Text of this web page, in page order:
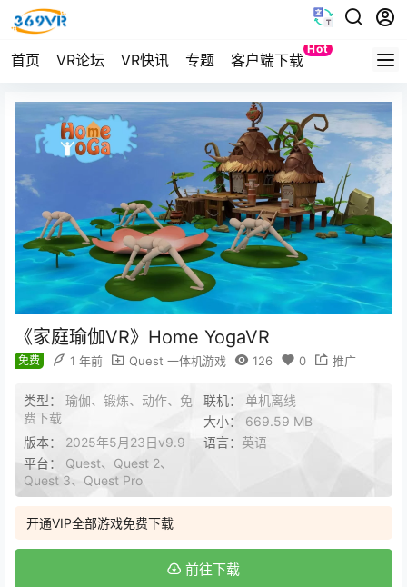
首页 VR论坛 VR快讯 专题 客户端下载
Hot
Quest
《家庭瑜伽VR》Home YogaVR
免费 1 年前 Quest 一体机游戏 126 0 推广
类型： 瑜伽、锻炼、动作、免
费下载
联机： 单机离线
大小： 669.59 MB
版本： 2025年5月23日v9.9 语言： 英语
平台： Quest、Quest 2、
Quest 3、Quest Pro
开通VIP全部游戏免费下载
前往下载